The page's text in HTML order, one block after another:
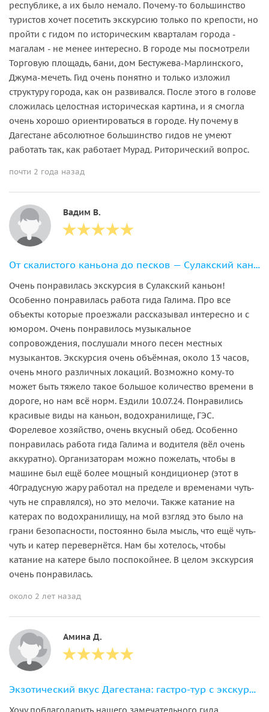
республике, а их было немало. Почему-то большинство
туристов хочет посетить экскурсию только по крепости, но
пройти с гидом по историческим кварталам города -
магалам - не менее интересно. В городе мы посмотрели
Торговую площадь, бани, дом Бестужева-Марлинского,
Джума-мечеть. Гид очень понятно и только изложил
структуру города, как он развивался. После этого в голове
сложилась целостная историческая картина, и я смогла
очень хорошо ориентироваться в городе. Ну почему в
Дагестане абсолютное большинство гидов не умеют
работать так, как работает Мурад. Риторический вопрос.
почти 2 года назад
Вадим В.
От скалистого каньона до песков — Сулакский каньон и бархан Сарыкум
Очень понравилась экскурсия в Сулакский каньон!
Особенно понравилась работа гида Галима. Про все
объекты которые проезжали рассказывал интересно и с
юмором. Очень понравилось музыкальное
сопровождения, послушали много песен местных
музыкантов. Экскурсия очень объёмная, около 13 часов,
очень много различных локаций. Возможно кому-то
может быть тяжело такое большое количество времени в
дороге, но нам всё норм. Ездили 10.07.24. Понравились
красивые виды на каньон, водохранилище, ГЭС.
Форелевое хозяйство, очень вкусный обед. Особенно
понравилась работа гида Галима и водителя (вёл очень
аккуратно). Организаторам можно пожелать, чтобы в
машине был ещё более мощный кондиционер (этот в
40градусную жару работал на пределе и временами чуть-
чуть не справлялся), но это мелочи. Также катание на
катерах по водохранилищу, на мой взгляд это было на
грани безопасности, постоянно была мысль, что ещё чуть-
чуть и катер перевернётся. Нам бы хотелось, чтобы
катание на катере было поспокойнее. В целом экскурсия
очень понравилась.
около 2 лет назад
Амина Д.
Экзотический вкус Дагестана: гастро-тур с экскурсией по Дербенту